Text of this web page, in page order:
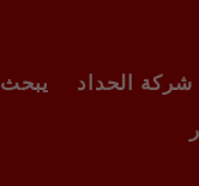
يبحث شركة الحداد